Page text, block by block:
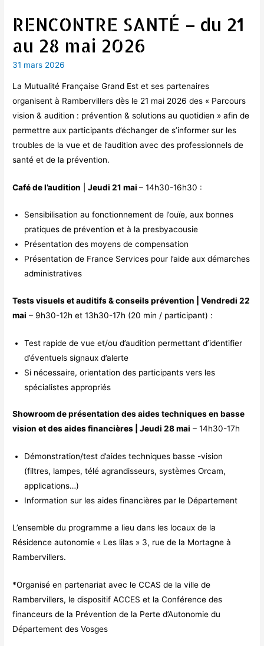
RENCONTRE SANTÉ – du 21
au 28 mai 2026
31 mars 2026
La Mutualité Française Grand Est et ses partenaires
organisent à Rambervillers dès le 21 mai 2026 des « Parcours
vision & audition : prévention & solutions au quotidien » afin de
permettre aux participants d’échanger de s’informer sur les
troubles de la vue et de l’audition avec des professionnels de
santé et de la prévention.
Café de l’audition |Jeudi 21 mai– 14h30-16h30 :
Sensibilisation au fonctionnement de l’ouïe, aux bonnes
pratiques de prévention et à la presbyacousie
Présentation des moyens de compensation
Présentation de France Services pour l’aide aux démarches
administratives
Tests visuels et auditifs & conseils prévention | Vendredi 22
mai – 9h30-12h et 13h30-17h (20 min / participant) :
Test rapide de vue et/ou d’audition permettant d’identifier
d’éventuels signaux d’alerte
Si nécessaire, orientation des participants vers les
spécialistes appropriés
Showroom de présentation des aides techniques en basse
vision et des aides financières | Jeudi 28 mai – 14h30-17h
Démonstration/test d’aides techniques basse -vision
(filtres, lampes, télé agrandisseurs, systèmes Orcam,
applications…)
Information sur les aides financières par le Département
L’ensemble du programme a lieu dans les locaux de la
Résidence autonomie « Les lilas » 3, rue de la Mortagne à
Rambervillers.
*Organisé en partenariat avec le CCAS de la ville de
Rambervillers, le dispositif ACCES et la Conférence des
financeurs de la Prévention de la Perte d’Autonomie du
Département des Vosges